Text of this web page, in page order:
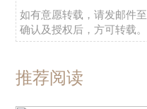
如有意愿转载，请发邮件至
确认及授权后，方可转载。
推荐阅读